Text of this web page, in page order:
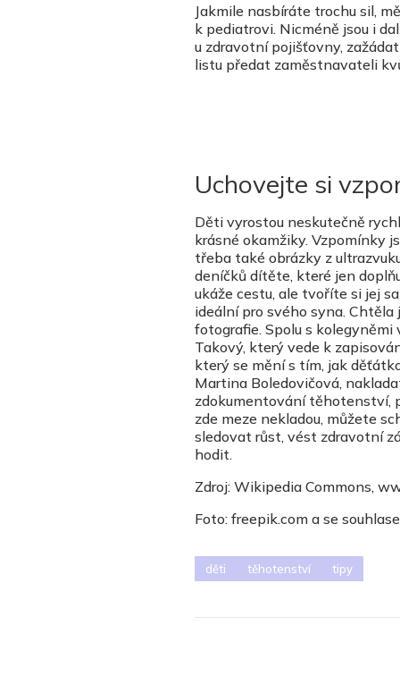
Jakmile nasbíráte trochu sil,
k pediatrovi. Nicméně jsou i
u zdravotní pojišťovny,
listu předat zaměstnavateli
Uchovejte si
Děti vyrostou neskutečně
krásné okamžiky. Vzpomínky
třeba také obrázky z
deníčků dítěte, které jen
ukáže cestu, ale tvoříte si jej
ideální pro svého syna.
fotografie. Spolu s
Takový, který vede k
který se mění s tím, jak
Martina Boledovičová,
zdokumentování těhotenství,
zde meze nekladou, můžete
sledovat růst, vést zdravotní
hodit.
Zdroj: Wikipedia Commons,
Foto: freepik.com a se
děti těhotenství tipy